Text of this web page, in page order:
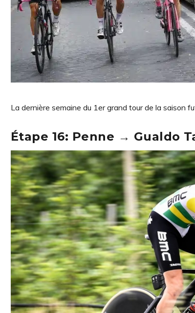
La dernière semaine du 1er grand tour de la saison
Étape 16: Penne → Gualdo